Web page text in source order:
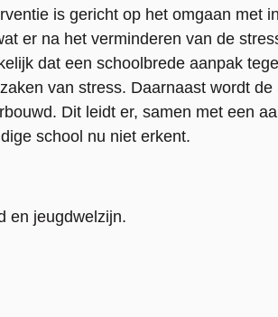
is gericht op het omgaan met
er na het verminderen van de
dat een schoolbrede aanpak
van stress. Daarnaast wordt de
Dit leidt er, samen met een
school nu niet erkent.
en jeugdwelzijn.